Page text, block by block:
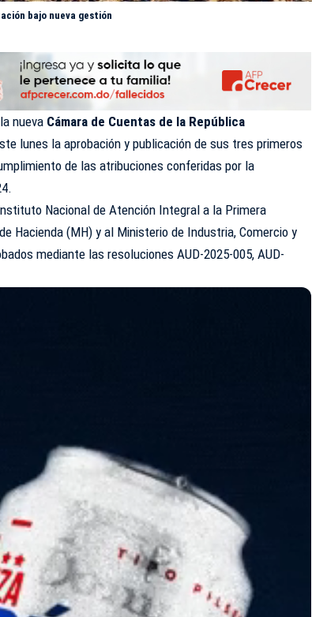
bajo nueva gestión
nueva Cámara de Cuentas de la República
lunes la aprobación y publicación de sus tres primeros
de las atribuciones conferidas por la
Nacional de Atención Integral a la Primera
Hacienda (MH) y al Ministerio de Industria, Comercio y
mediante las resoluciones AUD-2025-005, AUD-